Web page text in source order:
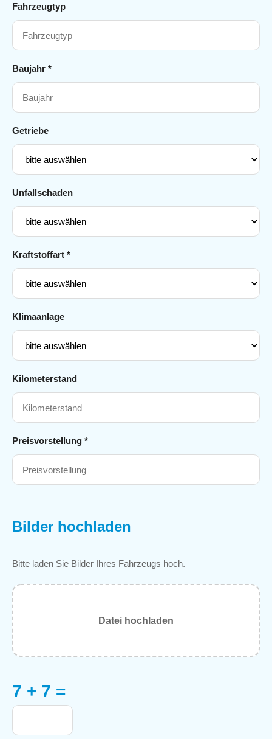
Fahrzeugtyp
Baujahr *
Getriebe
Unfallschaden
Kraftstoffart *
Klimaanlage
Kilometerstand
Preisvorstellung *
Bilder hochladen
Bitte laden Sie Bilder Ihres Fahrzeugs hoch.
Datei hochladen
7 + 7 =